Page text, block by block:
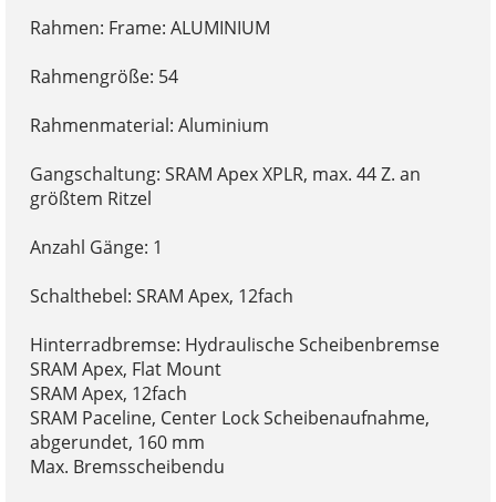
Rahmen: Frame: ALUMINIUM
Rahmengröße: 54
Rahmenmaterial: Aluminium
Gangschaltung: SRAM Apex XPLR, max. 44 Z. an
größtem Ritzel
Anzahl Gänge: 1
Schalthebel: SRAM Apex, 12fach
Hinterradbremse: Hydraulische Scheibenbremse
SRAM Apex, Flat Mount
SRAM Apex, 12fach
SRAM Paceline, Center Lock Scheibenaufnahme,
abgerundet, 160 mm
Max. Bremsscheibendu